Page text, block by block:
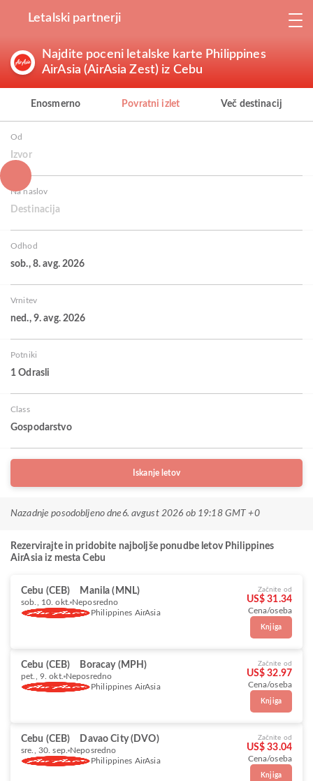
Letalski partnerji
Najdite poceni letalske karte Philippines
AirAsia (AirAsia Zest) iz Cebu
Enosmerno Povratni izlet Več destinacij
Od
Izvor
Na naslov
Destinacija
Odhod
sob., 8. avg. 2026
Vrnitev
ned., 9. avg. 2026
Potniki
1 Odrasli
Class
Gospodarstvo
Iskanje letov
Nazadnje posodobljeno dne 6. avgust 2026 ob 19:18 GMT +0
Rezervirajte in pridobite najboljše ponudbe letov Philippines
AirAsia iz mesta Cebu
Cebu (CEB) Manila (MNL)
sob., 10. okt. Neposredno
Philippines AirAsia
Začnite od
US$ 31.34
Cena/oseba
Knjiga
Cebu (CEB) Boracay (MPH)
pet., 9. okt. Neposredno
Philippines AirAsia
Začnite od
US$ 32.97
Cena/oseba
Knjiga
Cebu (CEB) Davao City (DVO)
sre., 30. sep. Neposredno
Philippines AirAsia
Začnite od
US$ 33.04
Cena/oseba
Knjiga